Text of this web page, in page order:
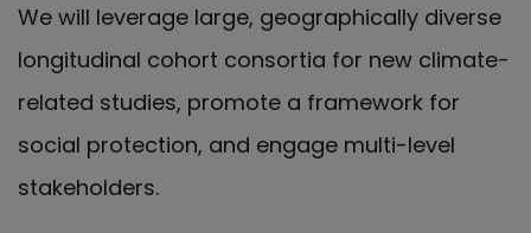
We will leverage large, geographically diverse
longitudinal cohort consortia for new climate-
related studies, promote a framework for
social protection, and engage multi-level
stakeholders.